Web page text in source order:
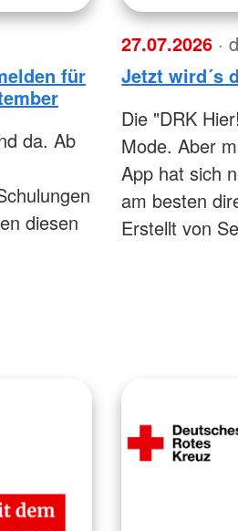
für
da. Ab
diesen
27.07.2026 ·
Jetzt wird´s
Die "DRK
Mode. Aber
App hat sich
am besten
Erstellt von